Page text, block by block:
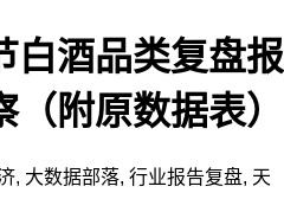
白酒品类复盘报
附原数据表）
, 大数据部落, 行业报告复盘, 天